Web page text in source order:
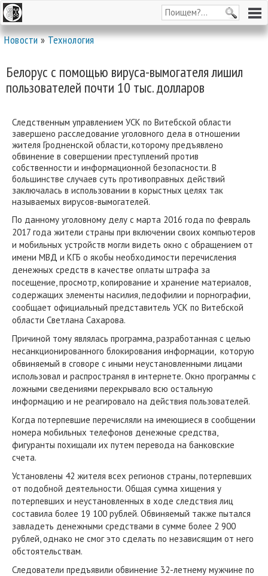
Новости»Технология
Белорус с помощью вируса-вымогателя лишил
пользователей почти 10 тыс. долларов
Следственным управлением УСК по Витебской области
завершено расследование уголовного дела в отношении
жителя Гродненской области, которому предъявлено
обвинение в совершении преступлений против
собственности и информационной безопасности. В
большинстве случаев суть противоправных действий
заключалась в использовании в корыстных целях так
называемых вирусов-вымогателей.
По данному уголовному делу с марта 2016 года по февраль
2017 года жители страны при включении своих компьютеров
и мобильных устройств могли видеть окно с обращением от
имени МВД и КГБ о якобы необходимости перечисления
денежных средств в качестве оплаты штрафа за
посещение, просмотр, копирование и хранение материалов,
содержащих элементы насилия, педофилии и порнографии,
сообщает официальный представитель УСК по Витебской
области Светлана Сахарова.
Причиной тому являлась программа, разработанная с целью
несанкционированного блокирования информации, которую
обвиняемый в сговоре с иными неустановленными лицами
использовал и распространял в интернете. Окно программы с
ложными сведениями перекрывало всю остальную
информацию и не реагировало на действия пользователей.
Когда потерпевшие перечисляли на имеющиеся в сообщении
номера мобильных телефонов денежные средства,
фигуранты похищали их путем перевода на банковские
счета.
Установлены 42 жителя всех регионов страны, потерпевших
от подобной деятельности. Общая сумма хищения у
потерпевших и неустановленных в ходе следствия лиц
составила более 19 100 рублей. Обвиняемый также пытался
завладеть денежными средствами в сумме более 2 900
рублей, однако не смог это сделать по независящим от него
обстоятельствам.
Следователи предъявили обвинение 32-летнему мужчине по